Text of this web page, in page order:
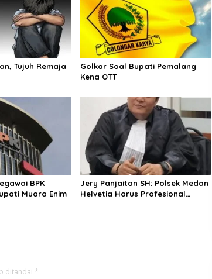
Tujuh Remaja
Golkar Soal Bupati Pemalang
Kena OTT
BPK
Muara Enim
Jery Panjaitan SH: Polsek Medan
Helvetia Harus Profesional
ditandai *